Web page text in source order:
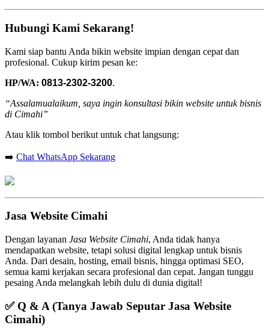
Hubungi Kami Sekarang!
Kami siap bantu Anda bikin website impian dengan cepat dan
profesional. Cukup kirim pesan ke:
HP/WA: 0813-2302-3200.
“Assalamualaikum, saya ingin konsultasi bikin website untuk bisnis
di Cimahi”
Atau klik tombol berikut untuk chat langsung:
➡️ Chat WhatsApp Sekarang
Jasa Website Cimahi
Dengan layanan Jasa Website Cimahi, Anda tidak hanya
mendapatkan website, tetapi solusi digital lengkap untuk bisnis
Anda. Dari desain, hosting, email bisnis, hingga optimasi SEO,
semua kami kerjakan secara profesional dan cepat. Jangan tunggu
pesaing Anda melangkah lebih dulu di dunia digital!
✅ Q & A (Tanya Jawab Seputar Jasa Website
Cimahi)